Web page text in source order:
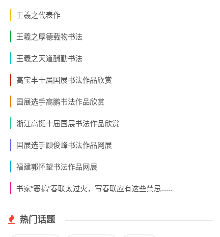
王羲之代表作
王羲之厚德载物书法
王羲之天道酬勤书法
高宝丰十届国展书法作品欣赏
国展选手高鹏书法作品欣赏
浙江高挺十届国展书法作品欣赏
国展选手顾俊峰书法作品网展
福建郭怀望书法作品网展
书家“恶搞”春联太过火，写春联应有这些禁忌......
热门话题